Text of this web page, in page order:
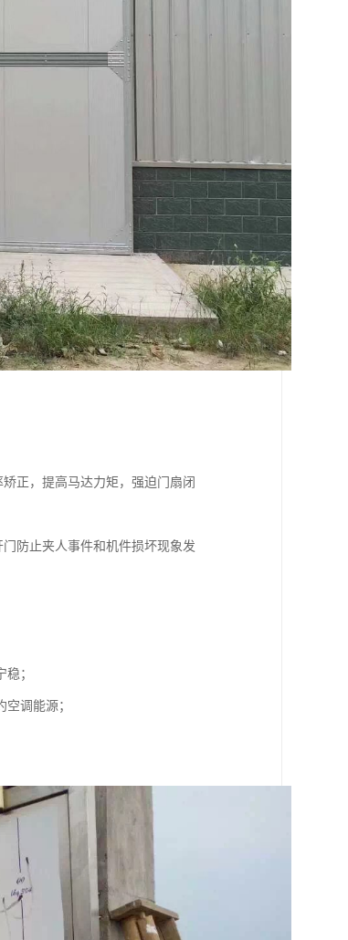
正，提高马达力矩，强迫门扇闭
防止夹人事件和机件损坏现象发
；
调能源；